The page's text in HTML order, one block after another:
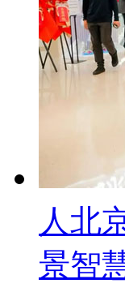
人北
景智